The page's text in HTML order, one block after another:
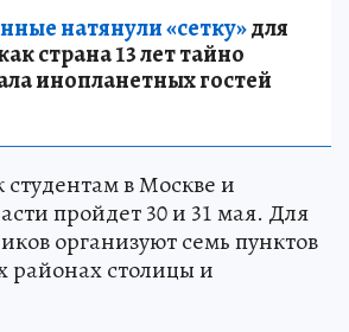
натянули «сетку»для
страна 13 лет тайно
инопланетных гостей
в Москве и
пройдет 30 и 31 мая. Для
организуют семь пунктов
районах столицы и